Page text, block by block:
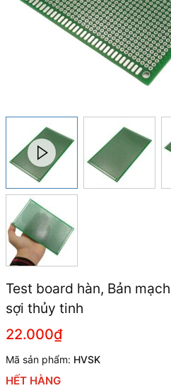
Test board hàn, Bản
sợi thủy tinh
22.000₫
Mã sản phẩm: HVSK
HẾT HÀNG